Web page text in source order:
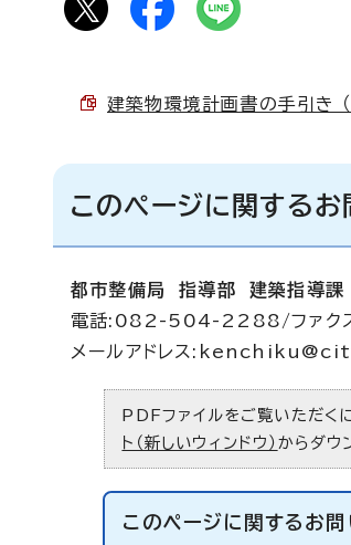
建築物環境計画書の手引き
このページに関する
都市整備局 指導部 建築指導課
電話:082-504-2288/ファ
メールアドレス:
PDFファイルをご覧いただく
ト（新しいウィンドウ） からダウ
このページに関する お問